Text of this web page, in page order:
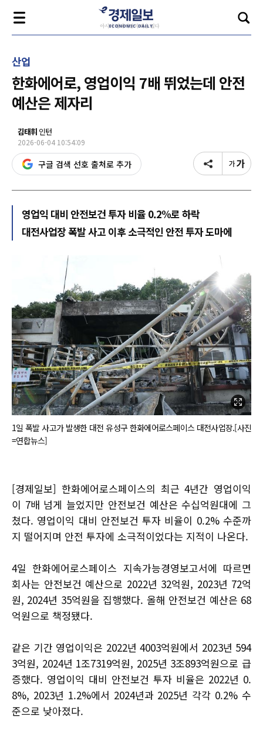
산업
한화에어로, 영업이익 7배 뛰었는데 안전
예산은 제자리
김태휘 인턴
2026-06-04 10:54:09
구글 검색 선호 출처로 추가
영업익 대비 안전보건 투자 비율 0.2%로 하락
대전사업장 폭발 사고 이후 소극적인 안전 투자 도마에
1일 폭발 사고가 발생한 대전 유성구 한화에어로스페이스 대전사업장.[사진
=연합뉴스]
[경제일보] 한화에어로스페이스의 최근 4년간 영업이익
이 7배 넘게 늘었지만 안전보건 예산은 수십억원대에 그
쳤다. 영업이익 대비 안전보건 투자 비율이 0.2% 수준까
지 떨어지며 안전 투자에 소극적이었다는 지적이 나온다.
4일 한화에어로스페이스 지속가능경영보고서에 따르면
회사는 안전보건 예산으로 2022년 32억원, 2023년 72억
원, 2024년 35억원을 집행했다. 올해 안전보건 예산은 68
억원으로 책정됐다.
같은 기간 영업이익은 2022년 4003억원에서 2023년 594
3억원, 2024년 1조7319억원, 2025년 3조893억원으로 급
증했다. 영업이익 대비 안전보건 투자 비율은 2022년 0.
8%, 2023년 1.2%에서 2024년과 2025년 각각 0.2% 수
준으로 낮아졌다.